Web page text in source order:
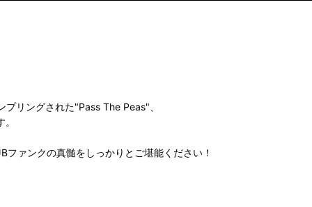
リングされた"Pass The Peas"、
ァンクの真髄をしっかりとご堪能ください！